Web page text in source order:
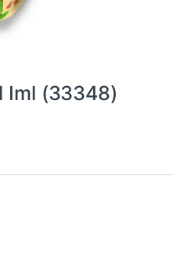
Iml (33348)